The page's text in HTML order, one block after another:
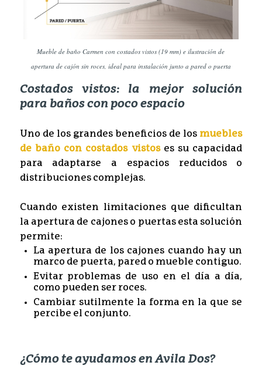
Mueble de baño Carmen con costados vistos (19 mm) e ilustración de
apertura de cajón sin roces, ideal para instalación junto a pared o puerta
Costados vistos: la mejor solución
para baños con poco espacio
Uno de los grandes beneficios de los muebles
de baño con costados vistoses su capacidad
para adaptarse a espacios reducidos o
distribuciones complejas.
Cuando existen limitaciones que dificultan
la apertura de cajones o puertas esta solución
permite:
La apertura de los cajones cuando hay un
marco de puerta, pared o mueble contiguo.
Evitar problemas de uso en el día a día,
como pueden ser roces.
Cambiar sutilmente la forma en la que se
percibe el conjunto.
¿Cómo te ayudamos en Avila Dos?